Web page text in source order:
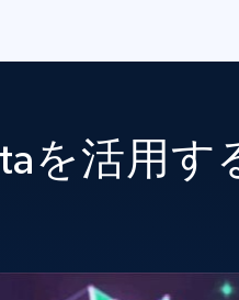
を活用す